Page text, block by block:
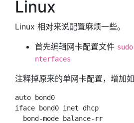
Linux
Linux 相对来说配置麻烦一些。
首先编辑网卡配置文件
nterfaces
注释掉原来的单网卡配置，增加如
auto bond0
iface bond0 inet dhcp
  bond-mode balance-rr